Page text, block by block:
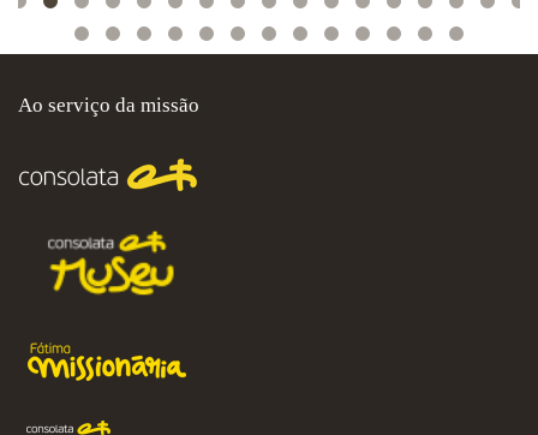
Ao serviço da missão